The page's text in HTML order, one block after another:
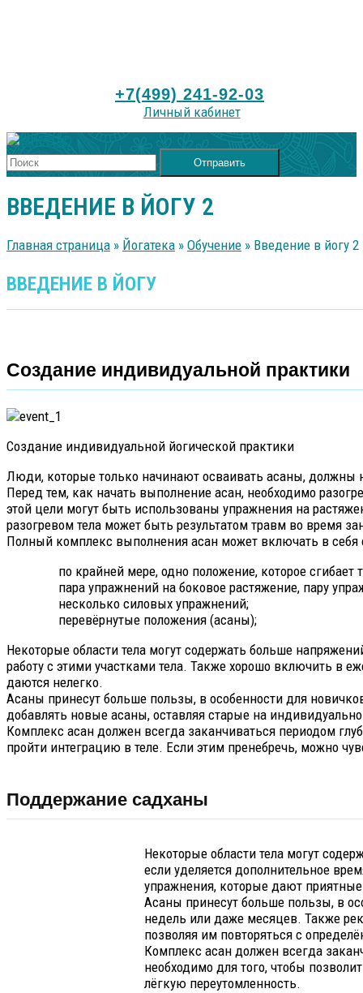
+7(499) 241-92-03
Личный кабинет
Отправить
ВВЕДЕНИЕ В ЙОГУ 2
Главная страница » Йогатека » Обучение » Введение в йогу 2
ВВЕДЕНИЕ В ЙОГУ
Создание индивидуальной практики
Создание индивидуальной йогической практики
Люди, которые только начинают осваивать асаны, должны
Перед тем, как начать выполнение асан, необходимо
этой цели могут быть использованы упражнения на
разогревом тела может быть результатом травм во время
Полный комплекс выполнения асан может включать в
по крайней мере, одно положение, которое
пара упражнений на боковое растяжение, пару
несколько силовых упражнений;
перевёрнутые положения (асаны);
Некоторые области тела могут содержать больше
работу с этими участками тела. Также хорошо включить в
даются нелегко.
Асаны принесут больше пользы, в особенности для
добавлять новые асаны, оставляя старые на
Комплекс асан должен всегда заканчиваться периодом
пройти интеграцию в теле. Если этим пренебречь, можно
Поддержание садханы
Некоторые области тела могут
если уделяется дополнительное
упражнения, которые дают
Асаны принесут больше пользы, в
недель или даже месяцев. Также
позволяя им повторяться с
Комплекс асан должен всегда
необходимо для того, чтобы
лёгкую переутомленность.